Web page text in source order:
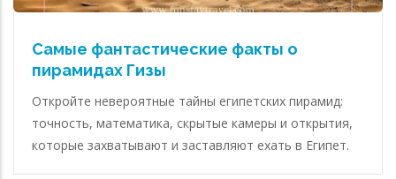
Самые фантастические факты о
пирамидах Гизы
Откройте невероятные тайны египетских пирамид:
точность, математика, скрытые камеры и открытия,
которые захватывают и заставляют ехать в Египет.